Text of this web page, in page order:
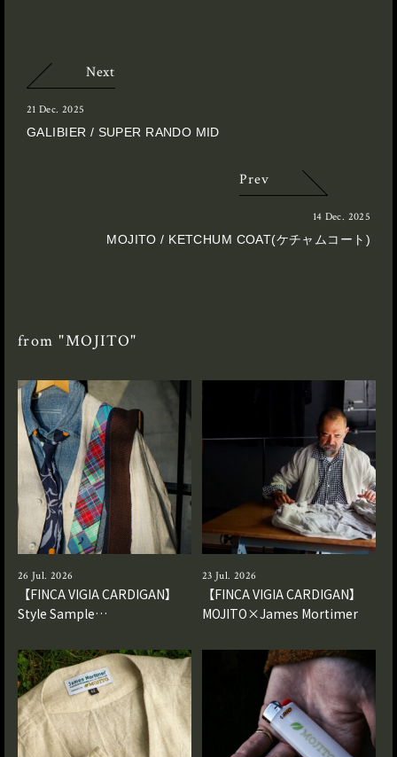
Next
21 Dec. 2025
GALIBIER / SUPER RANDO MID
Prev
14 Dec. 2025
MOJITO / KETCHUM COAT(ケチャムコート)
from "MOJITO"
26 Jul. 2026
【FINCA VIGIA CARDIGAN】
Style Sample…
23 Jul. 2026
【FINCA VIGIA CARDIGAN】
MOJITO×James Mortimer